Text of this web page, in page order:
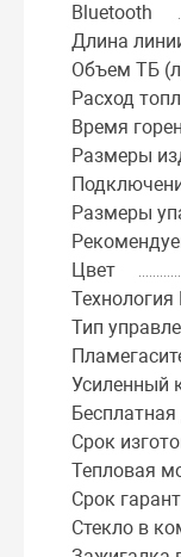
Bluetooth
Длина
Объем ТБ
Расход
Время
Размеры
Размеры
Цвет
Технология
Тип
Усиленный
Срок
Тепловая
Срок
Стекло в